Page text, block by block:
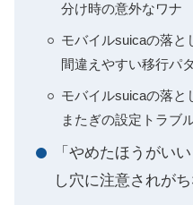
分け時の意外なワナ
モバイルsuicaの落と
間違えやすい移行パ
モバイルsuicaの落と
またぎの設定トラブ
「やめたほうがい
し穴に注意されが